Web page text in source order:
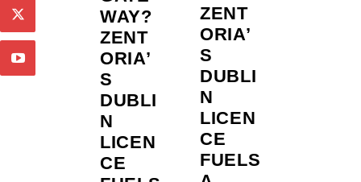
WAY?
ZENT
ORIA’
S
DUBLI
N
LICEN
CE
ZENT
ORIA’
S
DUBLI
N
LICEN
CE
FUELS